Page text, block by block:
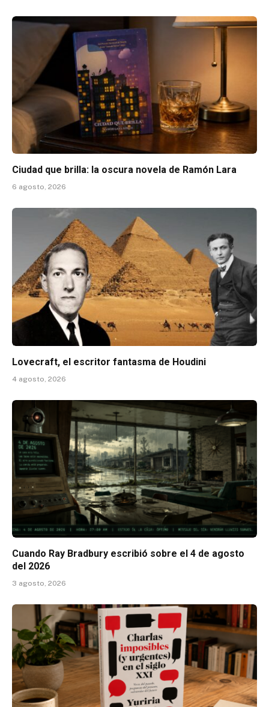
Ciudad que brilla: la oscura novela de Ramón Lara
6 agosto, 2026
Lovecraft, el escritor fantasma de Houdini
4 agosto, 2026
Cuando Ray Bradbury escribió sobre el 4 de agosto
del 2026
3 agosto, 2026